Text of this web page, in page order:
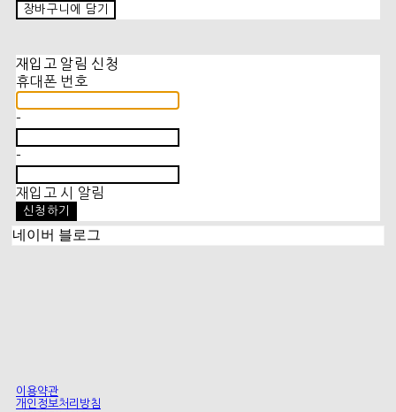
장바구니에 담기
재입고 알림 신청
휴대폰 번호
-
-
재입고 시 알림
신청하기
네이버 블로그
이용약관
개인정보처리방침